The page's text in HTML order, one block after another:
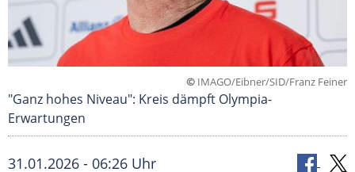
© IMAGO/Eibner/SID/Franz Feiner
"Ganz hohes Niveau": Kreis dämpft Olympia-
Erwartungen
31.01.2026 - 06:26 Uhr